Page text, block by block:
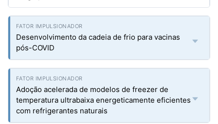
Desenvolvimento da cadeia de frio para vacinas
pós-COVID
Adoção acelerada de modelos de freezer de
temperatura ultrabaixa energeticamente eficientes
com refrigerantes naturais